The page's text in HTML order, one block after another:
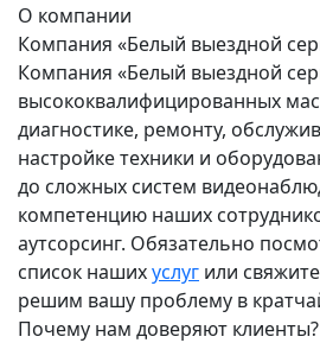
О компании
Компания «Белый выездной
Компания «Белый выездной
высококвалифицированных
диагностике, ремонту,
настройке техники и
до сложных систем
компетенцию наших
аутсорсинг. Обязательно
список нашихуслуг или
решим вашу проблему в
Почему нам доверяют клиенты?